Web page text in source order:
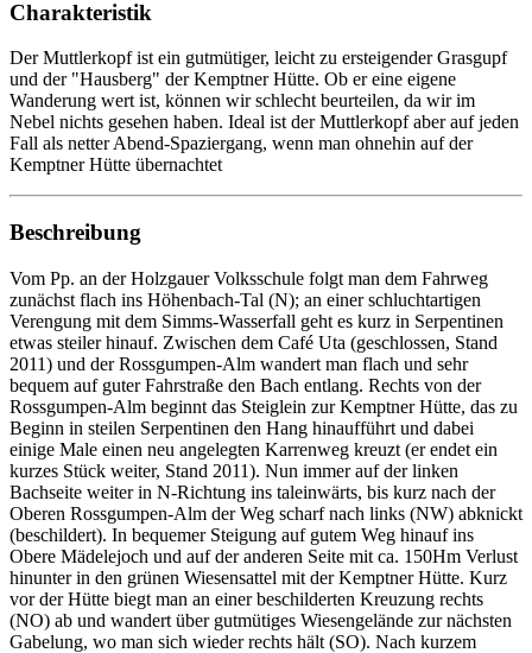
Charakteristik
Der Muttlerkopf ist ein gutmütiger, leicht zu ersteigender Grasgupf
und der "Hausberg" der Kemptner Hütte. Ob er eine eigene
Wanderung wert ist, können wir schlecht beurteilen, da wir im
Nebel nichts gesehen haben. Ideal ist der Muttlerkopf aber auf jeden
Fall als netter Abend-Spaziergang, wenn man ohnehin auf der
Kemptner Hütte übernachtet
Beschreibung
Vom Pp. an der Holzgauer Volksschule folgt man dem Fahrweg
zunächst flach ins Höhenbach-Tal (N); an einer schluchtartigen
Verengung mit dem Simms-Wasserfall geht es kurz in Serpentinen
etwas steiler hinauf. Zwischen dem Café Uta (geschlossen, Stand
2011) und der Rossgumpen-Alm wandert man flach und sehr
bequem auf guter Fahrstraße den Bach entlang. Rechts von der
Rossgumpen-Alm beginnt das Steiglein zur Kemptner Hütte, das zu
Beginn in steilen Serpentinen den Hang hinaufführt und dabei
einige Male einen neu angelegten Karrenweg kreuzt (er endet ein
kurzes Stück weiter, Stand 2011). Nun immer auf der linken
Bachseite weiter in N-Richtung ins taleinwärts, bis kurz nach der
Oberen Rossgumpen-Alm der Weg scharf nach links (NW) abknickt
(beschildert). In bequemer Steigung auf gutem Weg hinauf ins
Obere Mädelejoch und auf der anderen Seite mit ca. 150Hm Verlust
hinunter in den grünen Wiesensattel mit der Kemptner Hütte. Kurz
vor der Hütte biegt man an einer beschilderten Kreuzung rechts
(NO) ab und wandert über gutmütiges Wiesengelände zur nächsten
Gabelung, wo man sich wieder rechts hält (SO). Nach kurzem